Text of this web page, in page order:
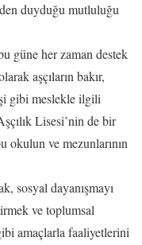
duyduğu mutluluğu
güne her zaman destek
aşçıların bakır,
gibi meslekle ilgili
Lisesi’nin de bir
okulun ve mezunlarının
sosyal dayanışmayı
ve toplumsal
amaçlarla faaliyetlerini